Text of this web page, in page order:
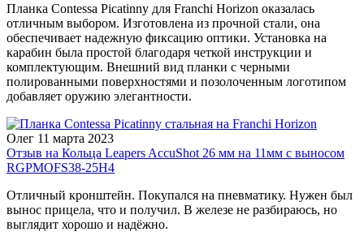
Планка Contessa Picatinny для Franchi Horizon оказалась
отличным выбором. Изготовлена из прочной стали, она
обеспечивает надежную фиксацию оптики. Установка на
карабин была простой благодаря четкой инструкции и
комплектующим. Внешний вид планки с черными
полированными поверхностями и позолоченным логотипом
добавляет оружию элегантности.
Олег 11 марта 2023
Отзыв на Кольца Leapers AccuShot 26 мм на 11мм с выносом
RGPMOFS38-25H4
Отличный кронштейн. Покупался на пневматику. Нужен был
вынос прицела, что и получил. В железе не разбираюсь, но
выглядит хорошо и надёжно.